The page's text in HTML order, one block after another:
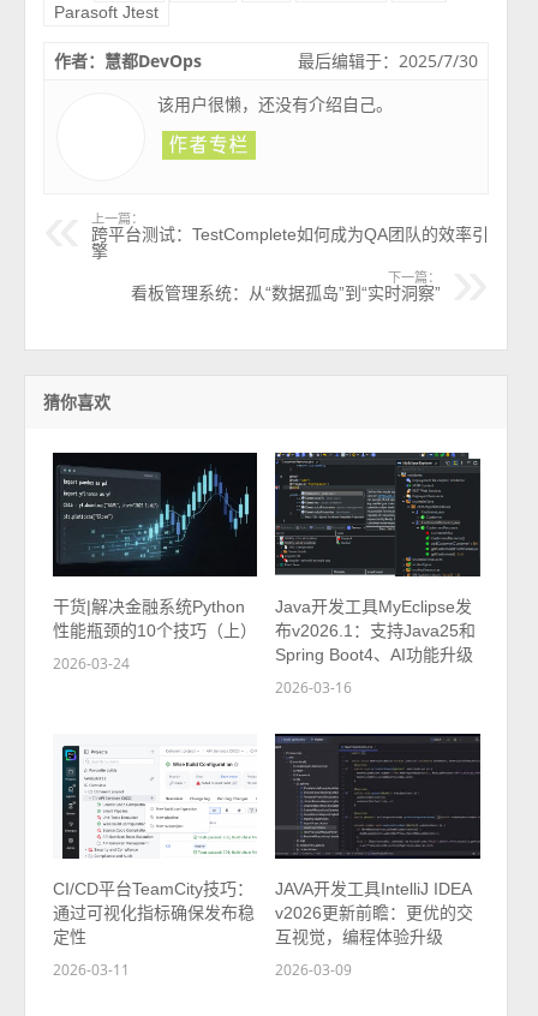
Parasoft Jtest
最后编辑于：2025/7/30
作者：慧都DevOps
该用户很懒，还没有介绍自己。
上一篇：
跨平台测试：TestComplete如何成为QA团队的效率引
擎
下一篇：
看板管理系统：从“数据孤岛”到“实时洞察”
猜你喜欢
干货|解决金融系统Python
性能瓶颈的10个技巧（上）
2026-03-24
Java开发工具MyEclipse发
布v2026.1：支持Java25和
Spring Boot4、AI功能升级
2026-03-16
CI/CD平台TeamCity技巧：
通过可视化指标确保发布稳
定性
2026-03-11
JAVA开发工具IntelliJ IDEA
v2026更新前瞻：更优的交
互视觉，编程体验升级
2026-03-09